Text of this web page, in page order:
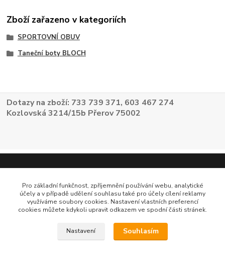
Zboží zařazeno v kategoriích
SPORTOVNÍ OBUV
Taneční boty BLOCH
Dotazy na zboží: 733 739 371, 603 467 274
Kozlovská 3214/15b Přerov 75002
Pro základní funkčnost, zpříjemnění používání webu, analytické
účely a v případě udělení souhlasu také pro účely cílení reklamy
využíváme soubory cookies. Nastavení vlastních preferencí
cookies můžete kdykoli upravit odkazem ve spodní části stránek.
Nastavení Souhlasím